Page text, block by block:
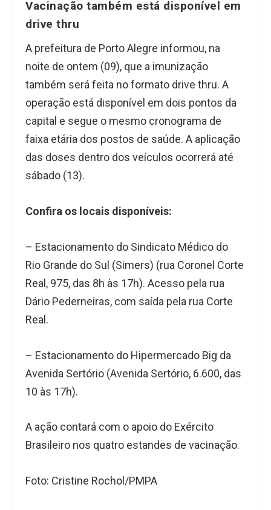
Vacinação também está disponível em
drive thru
A prefeitura de Porto Alegre informou, na
noite de ontem (09), que a imunização
também será feita no formato drive thru. A
operação está disponível em dois pontos da
capital e segue o mesmo cronograma de
faixa etária dos postos de saúde. A aplicação
das doses dentro dos veículos ocorrerá até
sábado (13).
Confira os locais disponíveis:
– Estacionamento do Sindicato Médico do
Rio Grande do Sul (Simers) (rua Coronel Corte
Real, 975, das 8h às 17h). Acesso pela rua
Dário Pederneiras, com saída pela rua Corte
Real.
– Estacionamento do Hipermercado Big da
Avenida Sertório (Avenida Sertório, 6.600, das
10 às 17h).
A ação contará com o apoio do Exército
Brasileiro nos quatro estandes de vacinação.
Foto: Cristine Rochol/PMPA